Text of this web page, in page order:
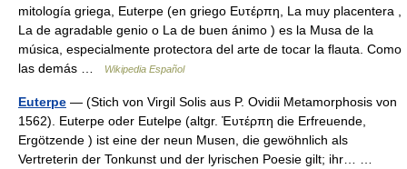
mitología griega, Euterpe (en griego Ευτέρπη, La muy placentera ,
La de agradable genio o La de buen ánimo ) es la Musa de la
música, especialmente protectora del arte de tocar la flauta. Como
las demás …
Wikipedia Español
Euterpe — (Stich von Virgil Solis aus P. Ovidii Metamorphosis von
1562). Euterpe oder Eutelpe (altgr. Ἐυτέρπη die Erfreuende,
Ergötzende ) ist eine der neun Musen, die gewöhnlich als
Vertreterin der Tonkunst und der lyrischen Poesie gilt; ihr… …